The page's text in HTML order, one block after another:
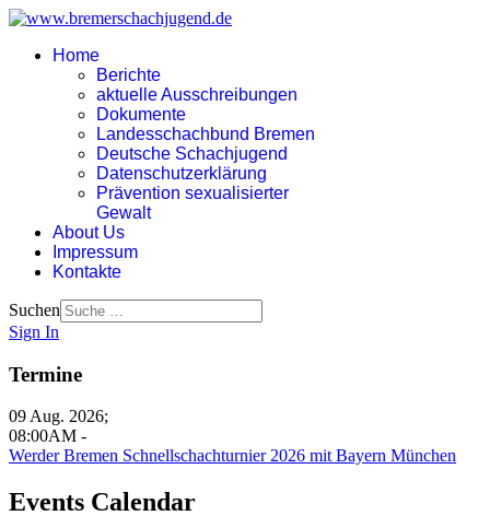
Home
Berichte
aktuelle Ausschreibungen
Dokumente
Landesschachbund Bremen
Deutsche Schachjugend
Datenschutzerklärung
Prävention sexualisierter
Gewalt
About Us
Impressum
Kontakte
Suchen
Sign In
Termine
09 Aug. 2026;
08:00AM -
Werder Bremen Schnellschachturnier 2026 mit Bayern München
Events Calendar